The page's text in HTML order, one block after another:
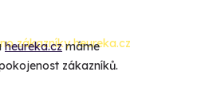
heureka.czmáme
zákazníků.